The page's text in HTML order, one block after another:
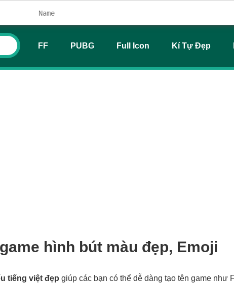
FF PUBG Full Icon Kí Tự Đẹp
hình bút màu đẹp, Emoji
tiếng việt đẹp giúp các bạn có thể dễ dàng tạo tên game như